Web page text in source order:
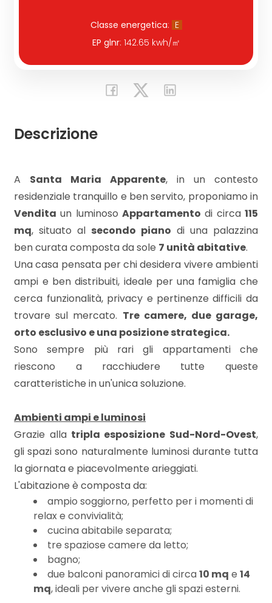
Classe energetica: E
EP glnr: 142.65 kwh/㎡
Descrizione
A Santa Maria Apparente, in un contesto
residenziale tranquillo e ben servito, proponiamo in
Vendita un luminoso Appartamento di circa 115
mq, situato al secondo piano di una palazzina
ben curata composta da sole 7 unità abitative.
Una casa pensata per chi desidera vivere ambienti
ampi e ben distribuiti, ideale per una famiglia che
cerca funzionalità, privacy e pertinenze difficili da
trovare sul mercato. Tre camere, due garage,
orto esclusivo e una posizione strategica.
Sono sempre più rari gli appartamenti che
riescono a racchiudere tutte queste
caratteristiche in un'unica soluzione.
Ambienti ampi e luminosi
Grazie alla tripla esposizione Sud-Nord-Ovest,
gli spazi sono naturalmente luminosi durante tutta
la giornata e piacevolmente arieggiati.
L'abitazione è composta da:
ampio soggiorno, perfetto per i momenti di
relax e convivialità;
cucina abitabile separata;
tre spaziose camere da letto;
bagno;
due balconi panoramici di circa10 mq e14
mq, ideali per vivere anche gli spazi esterni.
Totale
Locali
minimi
Qualsiasi
1
2
3
5+